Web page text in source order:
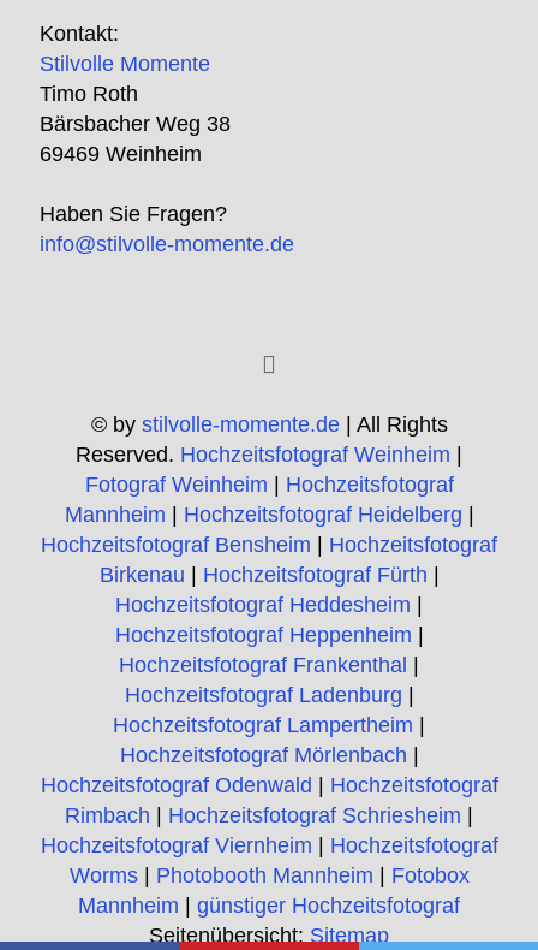
Kontakt:
Stilvolle Momente
Timo Roth
Bärsbacher Weg 38
69469 Weinheim
Haben Sie Fragen?
info@stilvolle-momente.de
© by stilvolle-momente.de| All Rights
Reserved. Hochzeitsfotograf Weinheim
Fotograf Weinheim
Hochzeitsfotograf
Mannheim
Hochzeitsfotograf Heidelberg
Hochzeitsfotograf Bensheim
Hochzeitsfotograf
Birkenau
Hochzeitsfotograf Fürth
Hochzeitsfotograf Heddesheim
Hochzeitsfotograf Heppenheim
Hochzeitsfotograf Frankenthal
Hochzeitsfotograf Ladenburg
Hochzeitsfotograf Lampertheim
Hochzeitsfotograf Mörlenbach
Hochzeitsfotograf Odenwald
Hochzeitsfotograf
Rimbach
Hochzeitsfotograf Schriesheim
Hochzeitsfotograf Viernheim
Hochzeitsfotograf
Worms| Photobooth Mannheim
Fotobox
Mannheim
günstiger Hochzeitsfotograf
Seitenübersicht:Sitemap